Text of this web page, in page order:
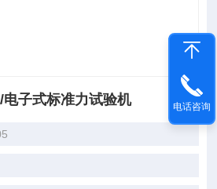
子式标准力试验机 电话咨询